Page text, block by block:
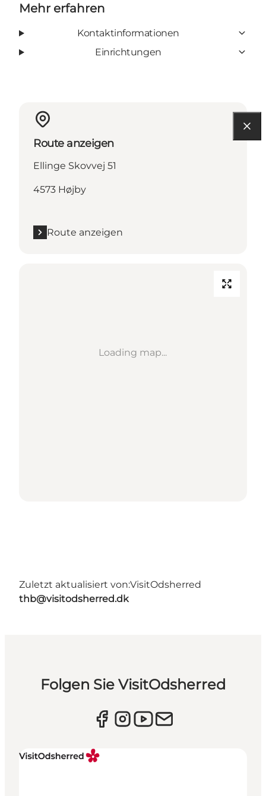
Mehr erfahren
Kontaktinformationen
Einrichtungen
Route anzeigen
Ellinge Skovvej 51
4573 Højby
Route anzeigen
Loading map...
Zuletzt aktualisiert von:VisitOdsherred
thb@visitodsherred.dk
Folgen Sie VisitOdsherred